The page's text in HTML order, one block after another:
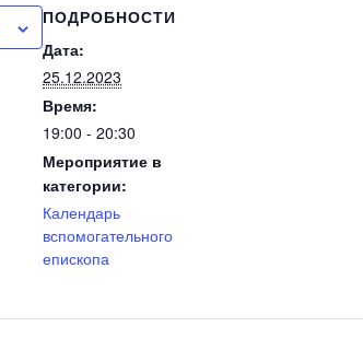
ПОДРОБНОСТИ
Дата:
25.12.2023
Время:
19:00 - 20:30
Мероприятие в
категории:
Календарь
вспомогательного
епископа